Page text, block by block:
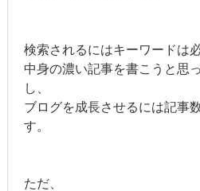
検索されるにはキーワードは
中身の濃い記事を書こうと思
し、
ブログを成長させるには記事
す。
ただ、